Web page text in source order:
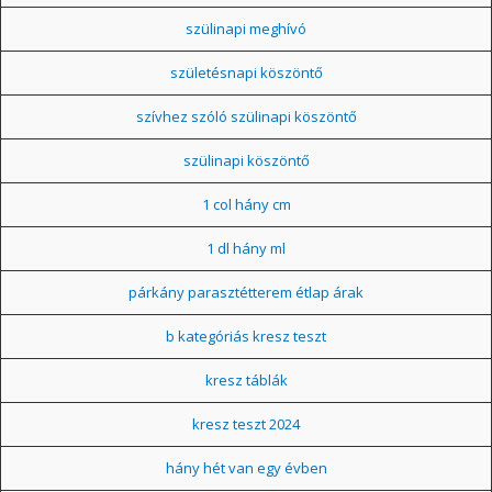
szülinapi meghívó
születésnapi köszöntő
szívhez szóló szülinapi köszöntő
szülinapi köszöntő
1 col hány cm
1 dl hány ml
párkány parasztétterem étlap árak
b kategóriás kresz teszt
kresz táblák
kresz teszt 2024
hány hét van egy évben